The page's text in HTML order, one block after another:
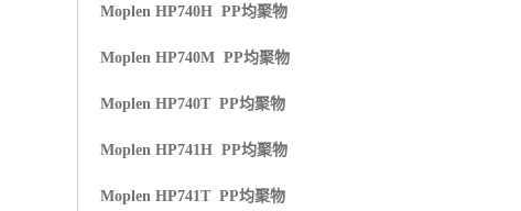
Moplen HP740H PP均聚物
Moplen HP740M PP均聚物
Moplen HP740T PP均聚物
Moplen HP741H PP均聚物
Moplen HP741T PP均聚物